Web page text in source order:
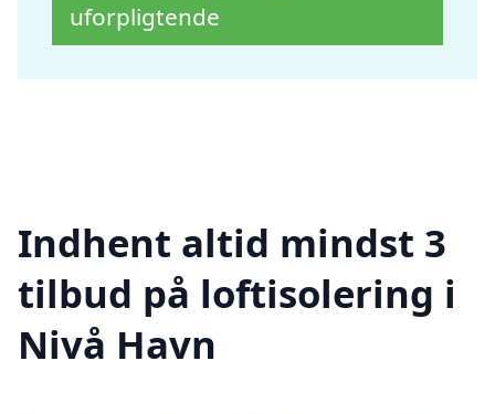
uforpligtende
Indhent altid mindst 3
tilbud på loftisolering i
Nivå Havn